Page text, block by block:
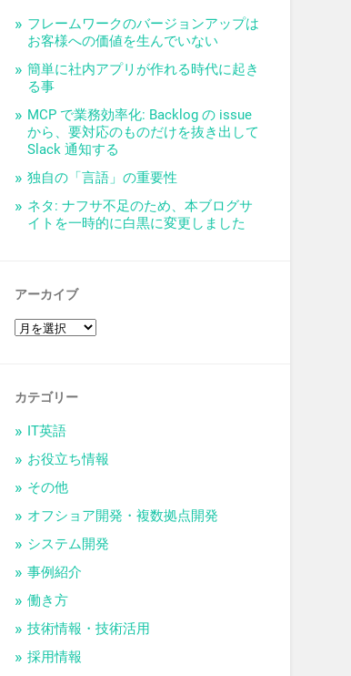
フレームワークのバージョンアップは
お客様への価値を生んでいない
簡単に社内アプリが作れる時代に起き
る事
MCP で業務効率化: Backlog の issue
から、要対応のものだけを抜き出して
Slack 通知する
独自の「言語」の重要性
ネタ: ナフサ不足のため、本ブログサ
イトを一時的に白黒に変更しました
アーカイブ
カテゴリー
IT英語
お役立ち情報
その他
オフショア開発・複数拠点開発
システム開発
事例紹介
働き方
技術情報・技術活用
採用情報